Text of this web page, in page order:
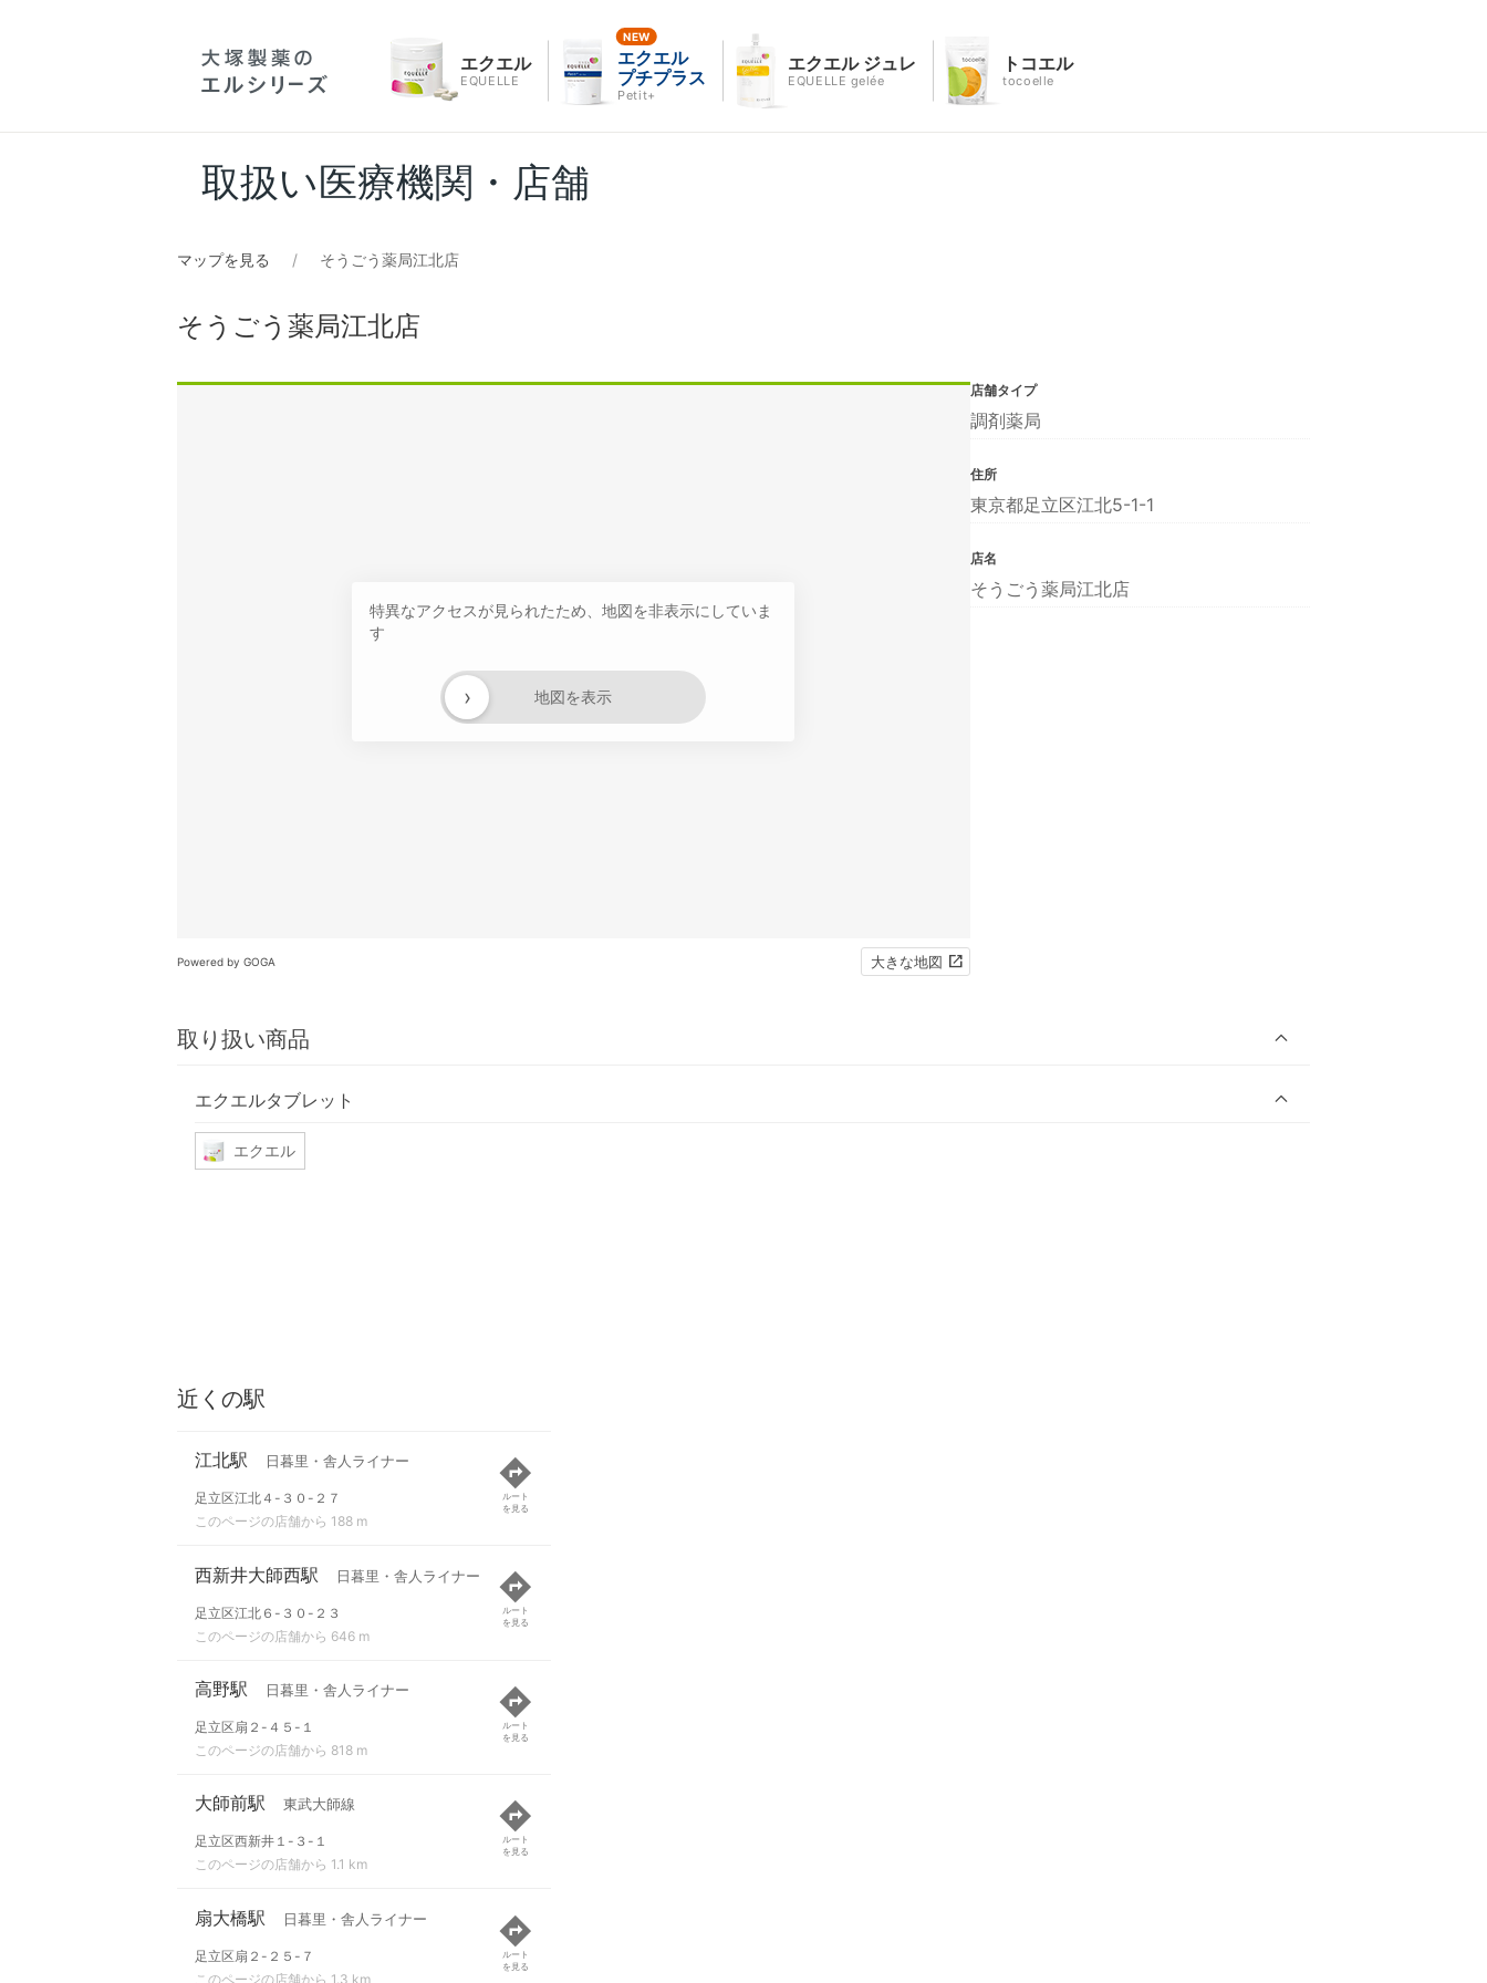
エクエル
EQUELLE
エクエル
プチプラス
Petit+
エクエル ジュレ
EQUELLE gelée
トコエル
tocoelle
取扱い医療機関・店舗
マップを見る そうごう薬局江北店
そうごう薬局江北店
特異なアクセスが見られたため、地図を非表示にしていま
す
地図を表示
›
Powered by GOGA 大きな地図
取り扱い商品
エクエルタブレット
エクエル
店舗タイプ
調剤薬局
住所
東京都足立区江北5-1-1
店名
そうごう薬局江北店
近くの駅
江北駅 日暮里・舎人ライナー
足立区江北４-３０-２７
このページの店舗から 188 m
ルート
を見る
西新井大師西駅 日暮里・舎人ライナー
足立区江北６-３０-２３
このページの店舗から 646 m
ルート
を見る
高野駅 日暮里・舎人ライナー
足立区扇２-４５-１
このページの店舗から 818 m
ルート
を見る
大師前駅 東武大師線
足立区西新井１-３-１
このページの店舗から 1.1 km
ルート
を見る
扇大橋駅 日暮里・舎人ライナー
足立区扇２-２５-７
このページの店舗から 1.3 km
ルート
を見る